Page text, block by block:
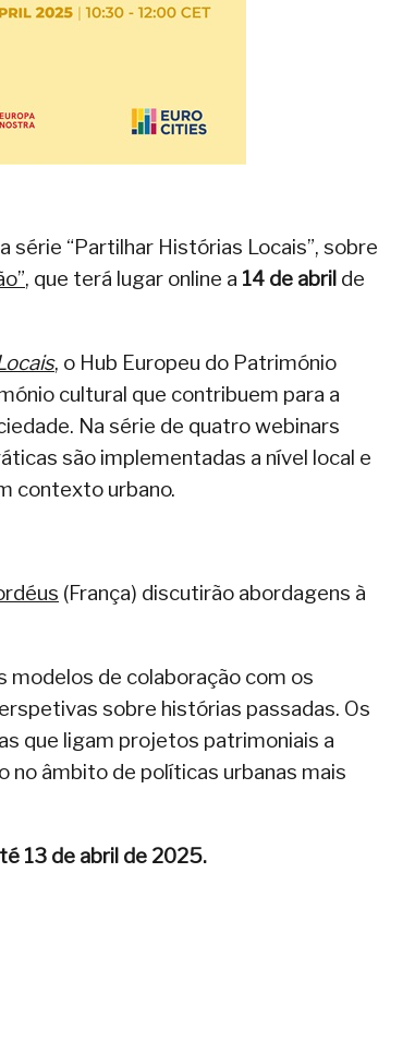
“Partilhar Histórias Locais”, sobre
, que terá lugar online a 14 de abril de
, o Hub Europeu do Património
cultural que contribuem para a
Na série de quatro webinars
são implementadas a nível local e
contexto urbano.
(França) discutirão abordagens à
modelos de colaboração com os
sobre histórias passadas. Os
que ligam projetos patrimoniais a
no âmbito de políticas urbanas mais
13 de abril de 2025.